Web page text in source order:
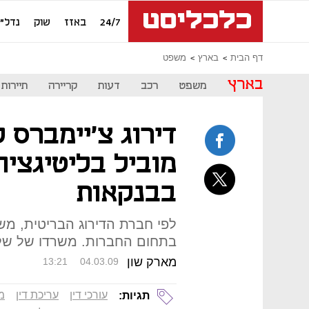
24/7 באזז שוק
דף הבית בארץ משפט
בארץ משפט רכב דעות קריירה תיירות
דירוג
מוביל
בבנקאות
לפי חברת הדירוג הבריטית,
בתחום החברות. משרדו של
מארק שון 13:21 04.03.09
תגיות: עורכי דין עריכת דין